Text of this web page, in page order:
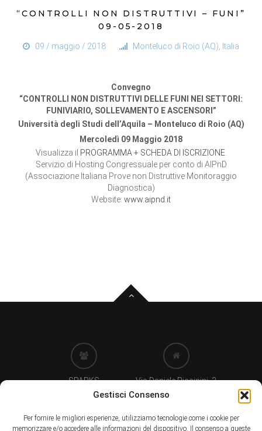
Gestisci Consenso
Per fornire le migliori esperienze, utilizziamo tecnologie come i cookie per
memorizzare e/o accedere alle informazioni del dispositivo. Il consenso a queste
“CONTROLLI NON DISTRUTTIVI – FUNI”
09-05-2018
09 / maggio / 2018 Monteluco di Roio (AQ), Italia
Convegno
“CONTROLLI NON DISTRUTTIVI DELLE FUNI NEI SETTORI:
FUNIVIARIO, SOLLEVAMENTO E ASCENSORI”
Università degli Studi dell’Aquila – Monteluco di Roio (AQ)
Mercoledì 09 Maggio 2018
Visualizza il PROGRAMMA + SCHEDA DI ISCRIZIONE.
Servizio di Hosting Congressuale per conto di AIPnD
(Associazione Italiana Prove non Distruttive Monitoraggio
Diagnostica)
Website: www.aipnd.it
SPARKS
di Clementina Rizzetti
Via Daniele Piccinini, 2
24122 BERGAMO (IT)